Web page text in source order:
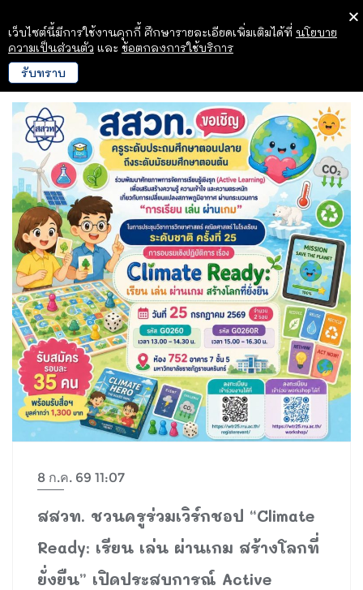
8 ก.ค. 69 11:07
สสวท. ชวนครูร่วมเวิร์กชอป “Climate
Ready: เรียน เล่น ผ่านเกม สร้างโลกที่
ยั่งยืน” เปิดประสบการณ์ Active
เว็บไซต์นี้มีการใช้งานคุกกี้ ศึกษารายละเอียดเพิ่มเติมได้ที่ นโยบาย
ความเป็นส่วนตัว และ ข้อตกลงการใช้บริการ
รับทราบ